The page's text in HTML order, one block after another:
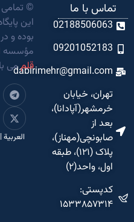
تماس با ما
02188506063
09201052183
dabirimehr@gmail.com
تهران، خیابان
خرمشهر(آپادانا)،
بعد از
صابونچی(مهناز)،
پلاک (۱۲۱)، طبقه
اول، واحد(۲)
کدپستی:
۱۵۳۳۸۵۷۳۱۴
©
این
بوده و در
مؤسسه
قلممی
العربية|